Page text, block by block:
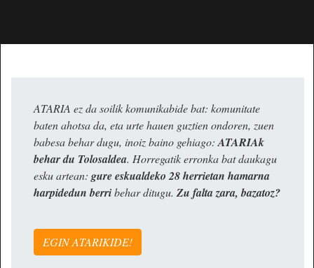
ATARIA ez da soilik komunikabide bat: komunitate
baten ahotsa da, eta urte hauen guztien ondoren, zuen
babesa behar dugu, inoiz baino gehiago: ATARIAk
behar du Tolosaldea. Horregatik erronka bat daukagu
esku artean: gure eskualdeko 28 herrietan hamarna
harpidedun berribehar ditugu. Zu falta zara, bazatoz?
EGIN ATARIKIDE!